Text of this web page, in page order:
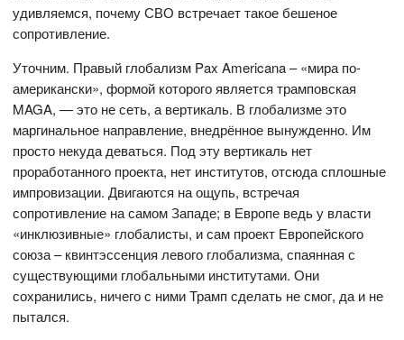
удивляемся, почему СВО встречает такое бешеное
сопротивление.
Уточним. Правый глобализм Pax Americana – «мира по-
американски», формой которого является трамповская
MAGA, — это не сеть, а вертикаль. В глобализме это
маргинальное направление, внедрённое вынужденно. Им
просто некуда деваться. Под эту вертикаль нет
проработанного проекта, нет институтов, отсюда сплошные
импровизации. Двигаются на ощупь, встречая
сопротивление на самом Западе; в Европе ведь у власти
«инклюзивные» глобалисты, и сам проект Европейского
союза – квинтэссенция левого глобализма, спаянная с
существующими глобальными институтами. Они
сохранились, ничего с ними Трамп сделать не смог, да и не
пытался.